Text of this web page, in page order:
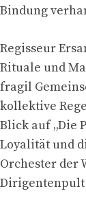
Bindung
Regisseur
Rituale und
fragil
kollektive
Blick auf „Die
Loyalität und
Orchester der
Dirigentenpult